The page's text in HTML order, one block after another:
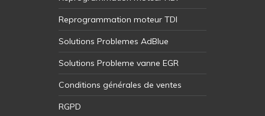
Reprogrammation moteur TDI
Solutions Problemes AdBlue
Solutions Probleme vanne EGR
Conditions générales de ventes
RGPD